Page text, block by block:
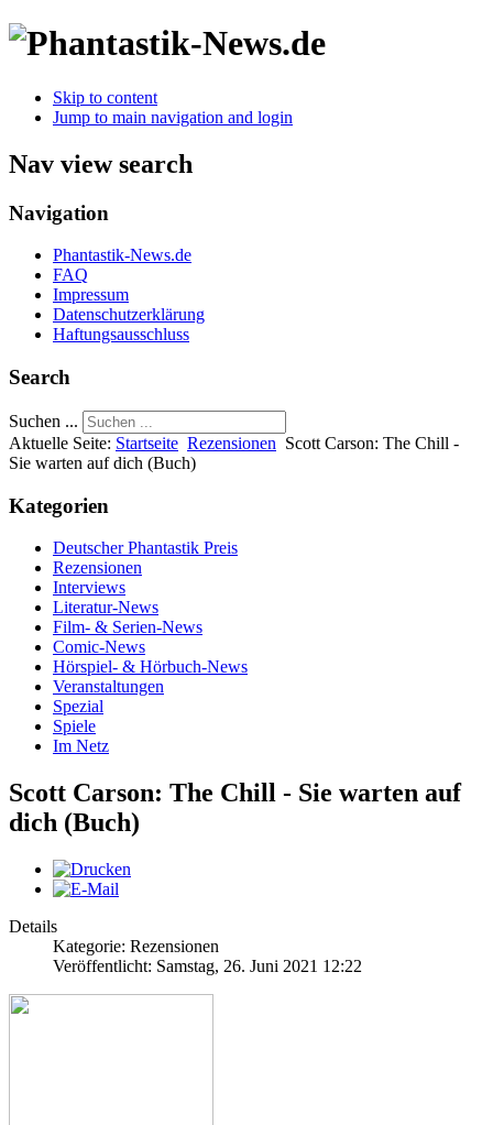
Skip to content
Jump to main navigation and login
Nav view search
Navigation
Phantastik-News.de
FAQ
Impressum
Datenschutzerklärung
Haftungsausschluss
Search
Suchen ...
Aktuelle Seite: Startseite Rezensionen Scott Carson: The Chill -
Sie warten auf dich (Buch)
Kategorien
Deutscher Phantastik Preis
Rezensionen
Interviews
Literatur-News
Film- & Serien-News
Comic-News
Hörspiel- & Hörbuch-News
Veranstaltungen
Spezial
Spiele
Im Netz
Scott Carson: The Chill - Sie warten auf
dich (Buch)
Details
Kategorie: Rezensionen
Veröffentlicht: Samstag, 26. Juni 2021 12:22